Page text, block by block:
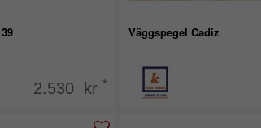
2.530 kr *
Väggspegel Cadiz